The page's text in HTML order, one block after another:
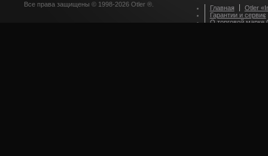
Все права защищены © 1998-2026 Otler ®. Главная
Otler
Гарантии и сервис
О торговой марке